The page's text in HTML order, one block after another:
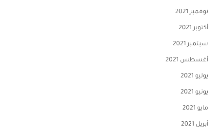
نوفمبر 2021
أكتوبر 2021
سبتمبر 2021
أغسطس 2021
يوليو 2021
يونيو 2021
مايو 2021
أبريل 2021